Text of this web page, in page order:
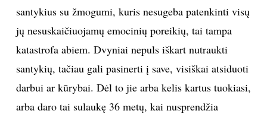
santykius su žmogumi, kuris nesugeba patenkinti visų
jų nesuskaičiuojamų emocinių poreikių, tai tampa
katastrofa abiem. Dvyniai nepuls iškart nutraukti
santykių, tačiau gali pasinerti į save, visiškai atsiduoti
darbui ar kūrybai. Dėl to jie arba kelis kartus tuokiasi,
arba daro tai sulaukę 36 metų, kai nusprendžia